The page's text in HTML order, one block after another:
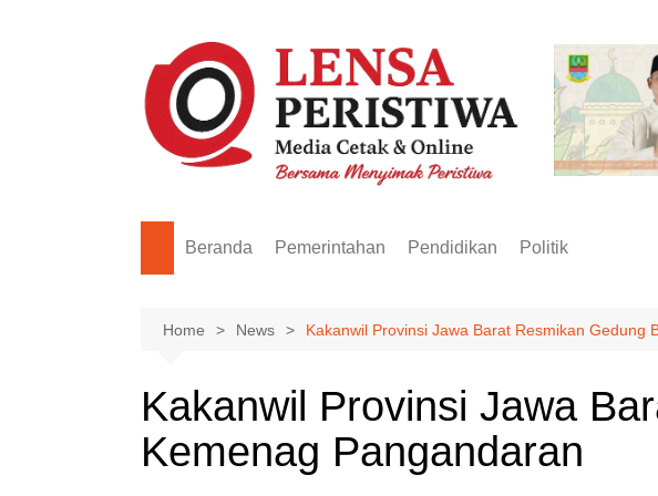
Beranda Pemerintahan Pendidikan Politik
Home News Kakanwil Provinsi Jawa Barat Resmikan Gedung
Kakanwil Provinsi Jawa
Kemenag Pangandaran